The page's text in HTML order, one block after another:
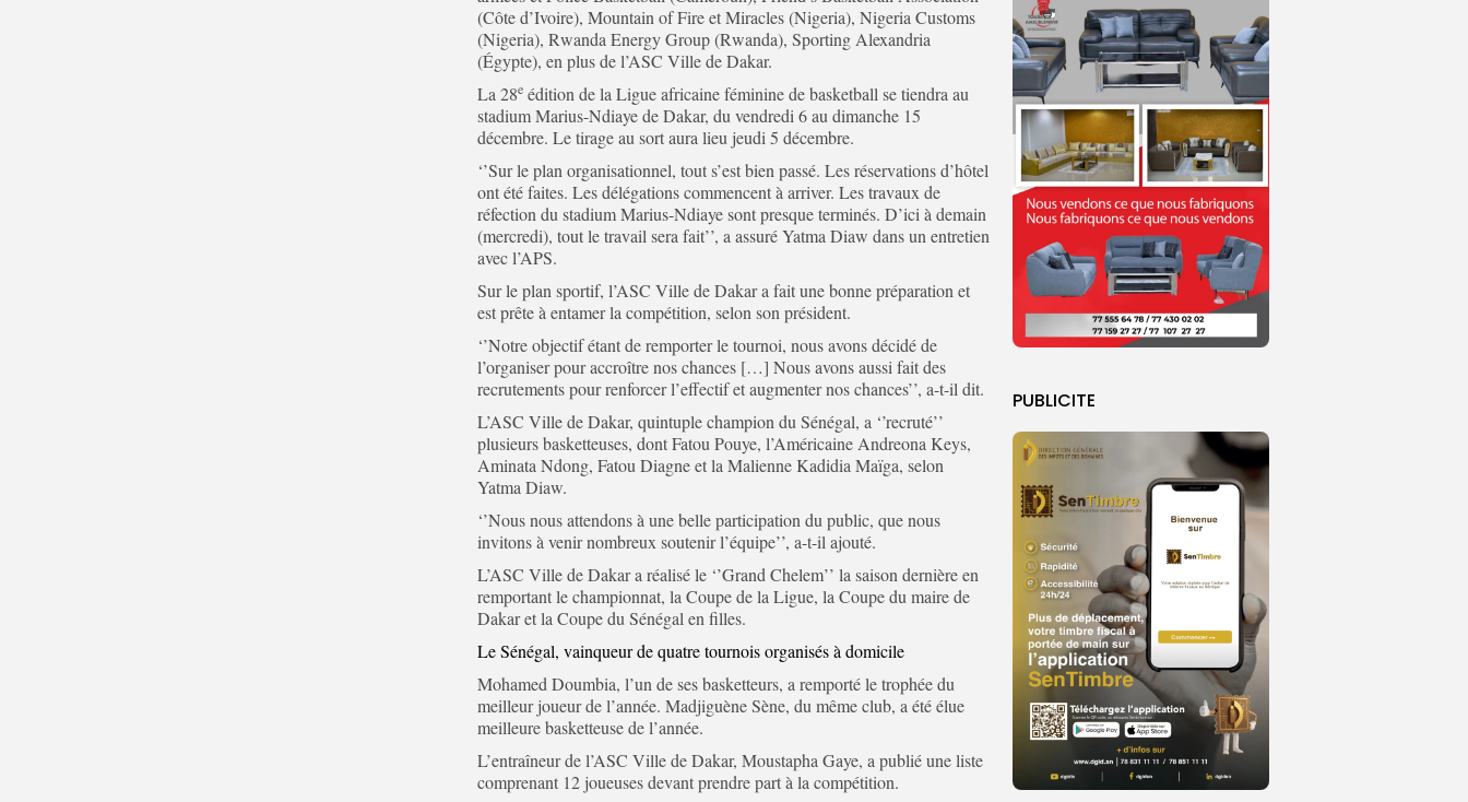
PUBLICITE
(Côte d’Ivoire), Mountain of Fire et Miracles (Nigeria), Nigeria Customs
(Nigeria), Rwanda Energy Group (Rwanda), Sporting Alexandria
(Égypte), en plus de l’ASC Ville de Dakar.
La 28e édition de la Ligue africaine féminine de basketball se tiendra au
stadium Marius-Ndiaye de Dakar, du vendredi 6 au dimanche 15
décembre. Le tirage au sort aura lieu jeudi 5 décembre.
‘’Sur le plan organisationnel, tout s’est bien passé. Les réservations d’hôtel
ont été faites. Les délégations commencent à arriver. Les travaux de
réfection du stadium Marius-Ndiaye sont presque terminés. D’ici à demain
(mercredi), tout le travail sera fait’’, a assuré Yatma Diaw dans un entretien
avec l’APS.
Sur le plan sportif, l’ASC Ville de Dakar a fait une bonne préparation et
est prête à entamer la compétition, selon son président.
‘’Notre objectif étant de remporter le tournoi, nous avons décidé de
l’organiser pour accroître nos chances […] Nous avons aussi fait des
recrutements pour renforcer l’effectif et augmenter nos chances’’, a-t-il dit.
L’ASC Ville de Dakar, quintuple champion du Sénégal, a ‘’recruté’’
plusieurs basketteuses, dont Fatou Pouye, l’Américaine Andreona Keys,
Aminata Ndong, Fatou Diagne et la Malienne Kadidia Maïga, selon
Yatma Diaw.
‘’Nous nous attendons à une belle participation du public, que nous
invitons à venir nombreux soutenir l’équipe’’, a-t-il ajouté.
L’ASC Ville de Dakar a réalisé le ‘’Grand Chelem’’ la saison dernière en
remportant le championnat, la Coupe de la Ligue, la Coupe du maire de
Dakar et la Coupe du Sénégal en filles.
Le Sénégal, vainqueur de quatre tournois organisés à domicile
Mohamed Doumbia, l’un de ses basketteurs, a remporté le trophée du
meilleur joueur de l’année. Madjiguène Sène, du même club, a été élue
meilleure basketteuse de l’année.
L’entraîneur de l’ASC Ville de Dakar, Moustapha Gaye, a publié une liste
comprenant 12 joueuses devant prendre part à la compétition.